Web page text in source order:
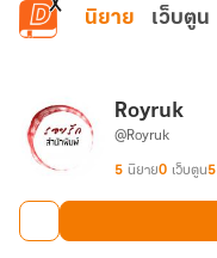
ข้ามไปยังเนื้อหาหลัก
นิยาย เว็บตูน
Royruk
@Royruk
5 นิยาย0 เว็บตูน5